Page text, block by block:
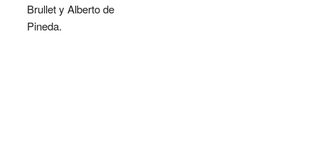
Brullet y Alberto de
Pineda.